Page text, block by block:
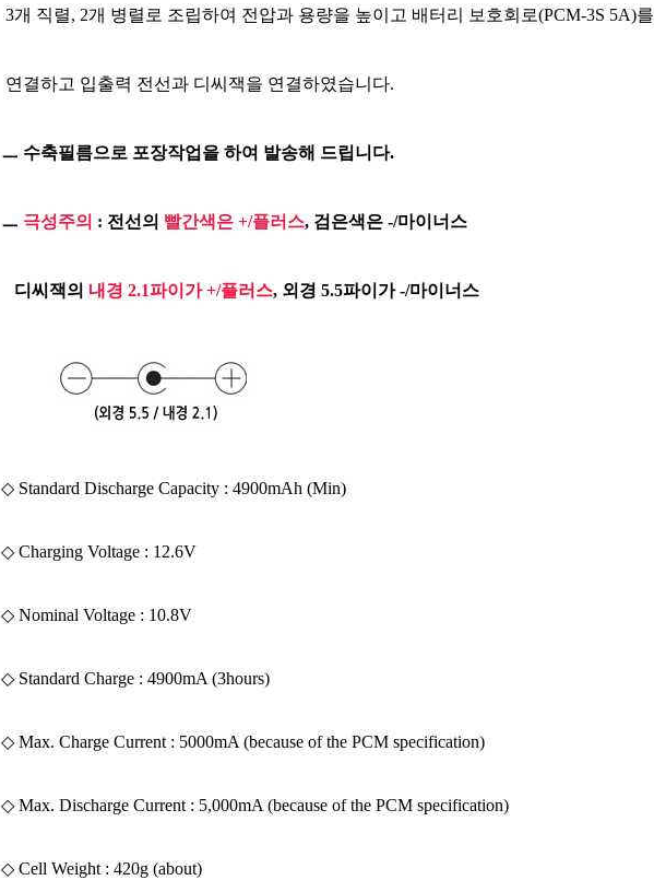
3개 직렬, 2개 병렬로 조립하여 전압과 용량을 높이고 배터리 보호회로(PCM-3S 5A)를
연결하고 입출력 전선과 디씨잭을 연결하였습니다.
ㅡ 수축필름으로 포장작업을 하여 발송해 드립니다.
ㅡ 극성주의 : 전선의 빨간색은 +/플러스, 검은색은 -/마이너스
디씨잭의 내경 2.1파이가 +/플러스, 외경 5.5파이가 -/마이너스
◇ Standard Discharge Capacity : 4900mAh (Min)
◇ Charging Voltage : 12.6V
◇ Nominal Voltage : 10.8V
◇ Standard Charge : 4900mA (3hours)
◇ Max. Charge Current : 5000mA (because of the PCM specification)
◇ Max. Discharge Current : 5,000mA (because of the PCM specification)
◇ Cell Weight : 420g (about)